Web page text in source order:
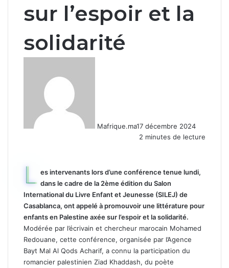
sur l’espoir et la
solidarité
Mafrique.ma17 décembre 2024
2 minutes de lecture
L es intervenants lors d’une conférence tenue lundi,
dans le cadre de la 2ème édition du Salon
International du Livre Enfant et Jeunesse (SILEJ) de
Casablanca, ont appelé à promouvoir une littérature pour
enfants en Palestine axée sur l’espoir et la solidarité.
Modérée par l’écrivain et chercheur marocain Mohamed
Redouane, cette conférence, organisée par l’Agence
Bayt Mal Al Qods Acharif, a connu la participation du
romancier palestinien Ziad Khaddash, du poète